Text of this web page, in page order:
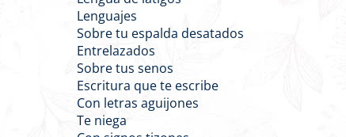
Lenguajes
Sobre tu espalda desatados
Entrelazados
Sobre tus senos
Escritura que te escribe
Con letras aguijones
Te niega